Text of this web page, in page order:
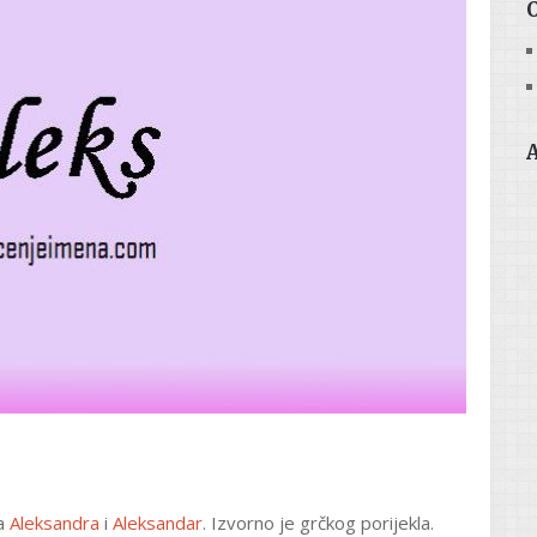
Aleksandra i Aleksandar. Izvorno je grčkog porijekla.